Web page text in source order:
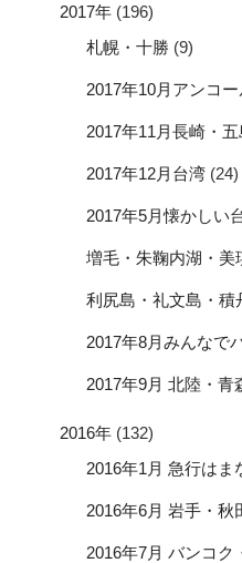
2017年 (196)
札幌・十勝 (9)
2017年10月アンコ
2017年11月長崎・
2017年12月台湾 (24)
2017年5月懐かしい
増毛・朱鞠内湖・美
利尻島・礼文島・積
2017年8月みんなで
2017年9月 北陸・青
2016年 (132)
2016年1月 急行はま
2016年6月 岩手・秋
2016年7月 バンコク